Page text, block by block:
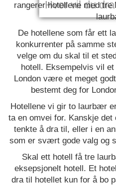
rangerer hotellene med
De hotellene som får ett
konkurrenter på samme
velge om du skal til et
hotell. Eksempelvis vil
London være et meget
bestemt deg for
Hotellene vi gir to laurbær
ta en omvei for. Kanskje
tenkte å dra til, eller i en
som er svært gode valg og
Skal ett hotell få tre
eksepsjonelt hotell. Et
dra til hotellet kun for å bo